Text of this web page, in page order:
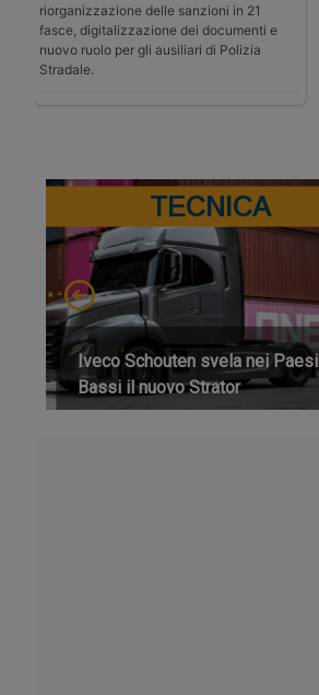
riorganizzazione delle sanzioni in 21
fasce, digitalizzazione dei documenti e
nuovo ruolo per gli ausiliari di Polizia
Stradale.
TECNICA
Iveco Schouten svela nei Paesi
Bassi il nuovo Strator